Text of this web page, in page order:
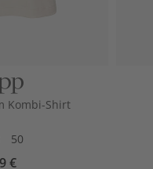
Kombi-Shirt
50
€